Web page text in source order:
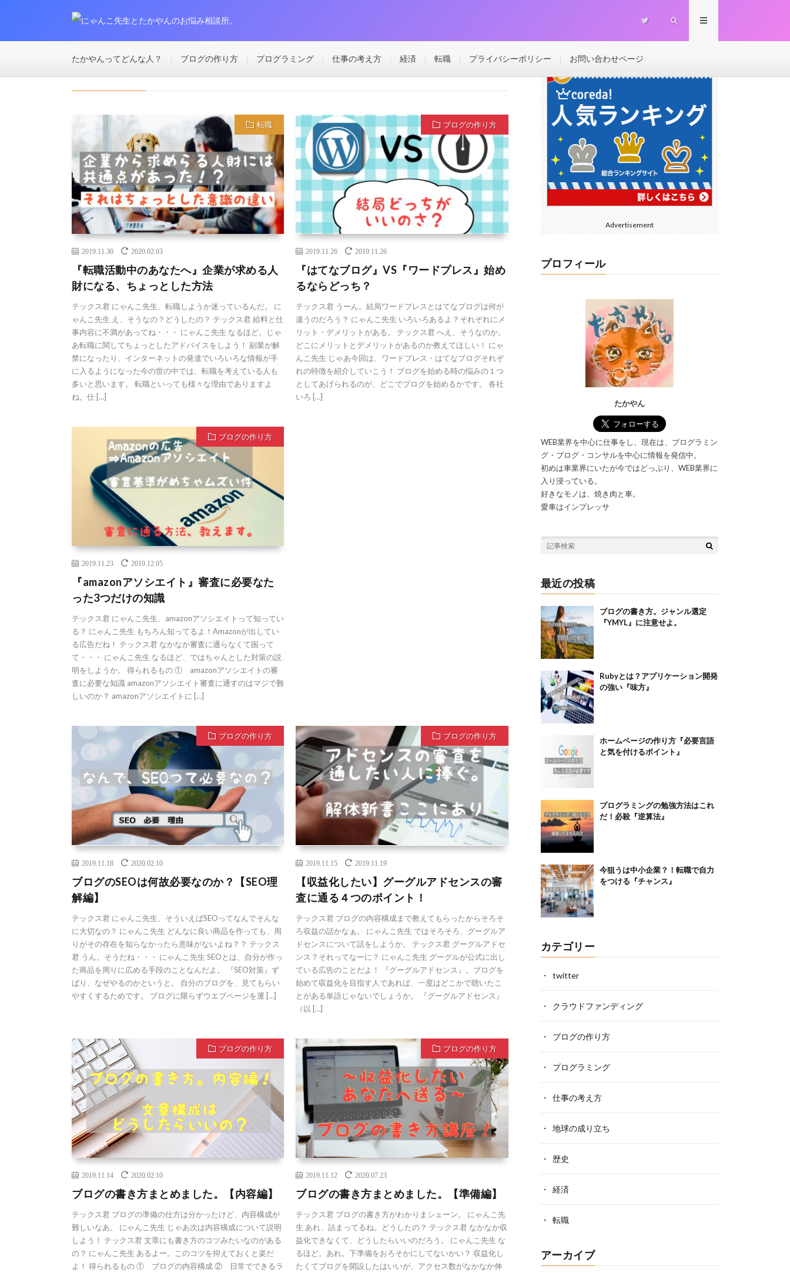
たかやんってどんな人？ ブログの作り方 プログラミング 仕事の考え方 経済 転職 プライバシーポリシー お問い合わせページ
転職
2019.11.30 2020.02.03
『転職活動中のあなたへ』企業が求める人
財になる、ちょっとした方法
テックス君 にゃんこ先生、転職しようか迷っているんだ。 に
ゃんこ先生 え、そうなの？どうしたの？ テックス君 給料と仕
事内容に不満があってね・・・ にゃんこ先生 なるほど。じゃ
あ転職に関してちょっとしたアドバイスをしよう！ 副業が解
禁になったり、インターネットの発達でいろいろな情報が手
に入るようになった今の世の中では、転職を考えている人も
多いと思います。 転職といっても様々な理由でありますよ
ね。仕 […]
ブログの作り方
2019.11.26 2019.11.26
『はてなブログ』VS『ワードプレス』始め
るならどっち？
テックス君 うーん。結局ワードプレスとはてなブログは何が
違うのだろう？ にゃんこ先生 いろいろあるよ？それぞれにメ
リット・デメリットがある。 テックス君 へえ、そうなのか。
どこにメリットとデメリットがあるのか教えてほしい！ にゃ
んこ先生 じゃあ今回は、ワードプレス・はてなブログそれぞ
れの特徴を紹介していこう！ ブログを始める時の悩みの１つ
としてあげられるのが、どこでブログを始めるかです。 各社
いろ […]
ブログの作り方
2019.11.23 2019.12.05
『amazonアソシエイト』審査に必要なた
った3つだけの知識
テックス君 にゃんこ先生、amazonアソシエイトって知ってい
る？ にゃんこ先生 もちろん知ってるよ！Amazonが出してい
る広告だね！ テックス君 なかなか審査に通らなくて困って
て・・・ にゃんこ先生 なるほど、ではちゃんとした対策の説
明をしようか。 得られるもの ① amazonアソシエイトの審
査に必要な知識 amazonアソシエイト審査に通すのはマジで難
しいのか？ amazonアソシエイトに […]
ブログの作り方
2019.11.18 2020.02.10
ブログのSEOは何故必要なのか？【SEO理
解編】
テックス君 にゃんこ先生、そういえばSEOってなんでそんな
に大切なの？ にゃんこ先生 どんなに良い商品を作っても、周
りがその存在を知らなかったら意味がないよね？？ テックス
君 うん。そうだね・・・ にゃんこ先生 SEOとは、自分が作っ
た商品を周りに広める手段のことなんだよ。 『SEO対策』ず
ばり、なぜやるのかというと。 自分のブログを、見てもらい
やすくするためです。 ブログに限らずウエブページを運 […]
ブログの作り方
2019.11.15 2019.11.19
【収益化したい】グーグルアドセンスの審
査に通る４つのポイント！
テックス君 ブログの内容構成まで教えてもらったからそろそ
ろ収益の話かなぁ。 にゃんこ先生 ではそろそろ、グーグルア
ドセンスについて話をしようか。 テックス君 グーグルアドセ
ンス？それってなーに？ にゃんこ先生 グーグルが公式に出し
ている広告のことだよ！ 『グーグルアドセンス』。ブログを
始めて収益化を目指す人であれば、一度はどこかで聴いたこ
とがある単語じゃないでしょうか。 『グーグルアドセンス』
（以 […]
ブログの作り方
2019.11.14 2020.02.10
ブログの書き方まとめました。【内容編】
テックス君 ブログの準備の仕方は分かったけど、内容構成が
難しいなあ。 にゃんこ先生 じゃあ次は内容構成について説明
しよう！ テックス君 文章にも書き方のコツみたいなのがある
の？ にゃんこ先生 あるよー。このコツを抑えておくと楽だ
よ！ 得られるもの ① ブログの内容構成 ② 日常でできるラ
ブログの作り方
2019.11.12 2020.07.23
ブログの書き方まとめました。【準備編】
テックス君 ブログの書き方がわかりまシェーン。 にゃんこ先
生 あれ、詰まってるね。どうしたの？ テックス君 なかなか収
益化できなくて、どうしたらいいのだろう。 にゃんこ先生 な
るほど。あれ。下準備をおろそかにしてないかい？ 収益化し
たくてブログを開設したはいいが、アクセス数がなかなか伸
Advertisement
プロフィール
たかやん
WEB業界を中心に仕事をし、現在は、プログラミン
グ・ブログ・コンサルを中心に情報を発信中。
初めは車業界にいたが今ではどっぷり、WEB業界に
入り浸っている。
好きなモノは、焼き肉と車。
愛車はインプレッサ
最近の投稿
ブログの書き方。ジャンル選定
『YMYL』に注意せよ。
Rubyとは？アプリケーション開発
の強い『味方』
ホームページの作り方『必要言語
と気を付けるポイント』
プログラミングの勉強方法はこれ
だ！必殺『逆算法』
今狙うは中小企業？！転職で自力
をつける『チャンス』
カテゴリー
twitter
クラウドファンディング
ブログの作り方
プログラミング
仕事の考え方
地球の成り立ち
歴史
経済
転職
アーカイブ